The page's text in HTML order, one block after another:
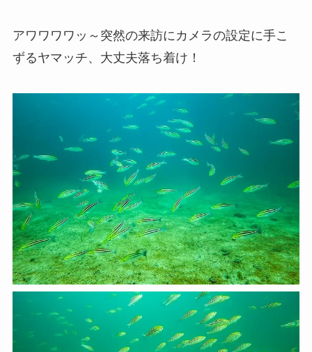
アワワワワッ～突然の来訪にカメラの設定に手こ
ずるヤマッチ、大丈夫落ち着け！